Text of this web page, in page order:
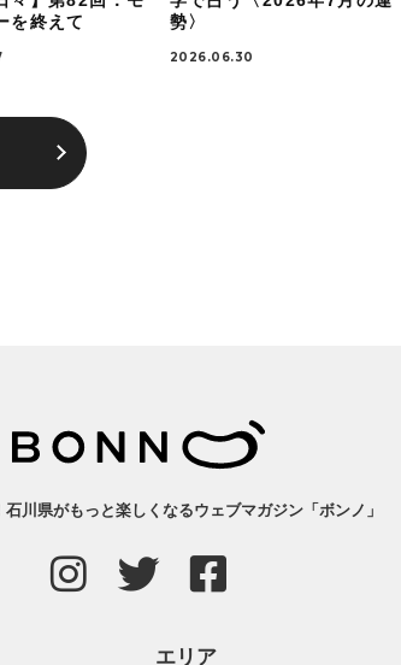
を終えて
勢〉
2026.06.30
川県がもっと楽しくなるウェブマガジン「ボンノ」
エリア